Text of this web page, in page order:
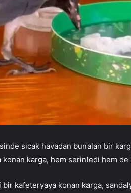
sıcak havadan bunalan bir
karga, hem serinledi hem de
bir kafeteryaya konan karga,